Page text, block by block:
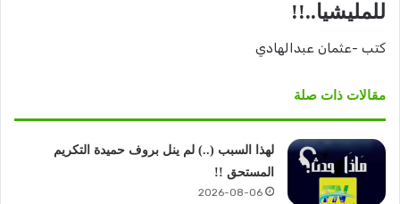
للمليشيا..!!
كتب -عثمان عبدالهادي
مقالات ذات صلة
لهذا السبب (..) لم ينل بروف حميدة التكريم
المستحق !!
2026-08-06